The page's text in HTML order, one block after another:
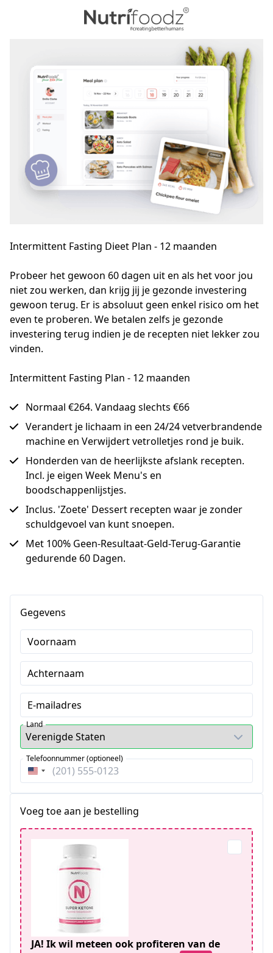
Intermittent Fasting Dieet Plan - 12 maanden
Probeer het gewoon 60 dagen uit en als het voor jou
niet zou werken, dan krijg jij je gezonde investering
gewoon terug. Er is absoluut geen enkel risico om het
even te proberen. We betalen zelfs je gezonde
investering terug indien je de recepten niet lekker zou
vinden.
Intermittent Fasting Plan - 12 maanden
Normaal €264. Vandaag slechts €66
Verandert je lichaam in een 24/24 vetverbrandende
machine en Verwijdert vetrolletjes rond je buik.
Honderden van de heerlijkste afslank recepten.
Incl. je eigen Week Menu's en
boodschappenlijstjes.
Inclus. 'Zoete' Dessert recepten waar je zonder
schuldgevoel van kunt snoepen.
Met 100% Geen-Resultaat-Geld-Terug-Garantie
gedurende 60 Dagen.
Gegevens
Voornaam
Achternaam
E-mailadres
Land
Verenigde
Telefoonnummer (optioneel)
Voeg toe aan je bestelling
JA! Ik wil meteen ook profiteren van de